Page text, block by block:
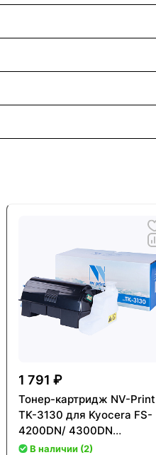
1 791 ₽
Тонер-картридж NV-Print
TK-3130 для Kyocera FS-
4200DN/ 4300DN
(25000стр.) NV-TK3130
В наличии (2)